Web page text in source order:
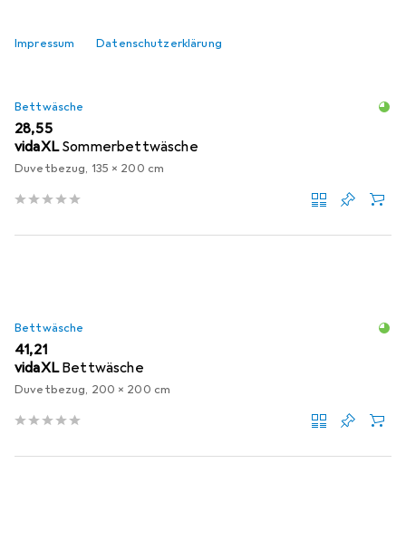
Impressum Datenschutzerklärung
Bettwäsche
EUR
28,55
vidaXL Sommerbettwäsche
Duvetbezug, 135 x 200 cm
Bettwäsche
EUR
41,21
vidaXL Bettwäsche
Duvetbezug, 200 x 200 cm